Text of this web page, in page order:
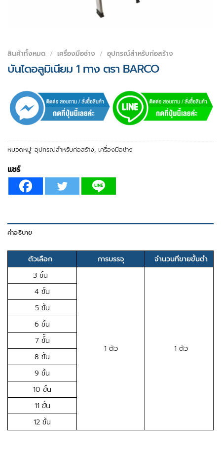
สินค้าทั้งหมด / เครื่องมือช่าง / อุปกรณ์สำหรับก่อสร้าง
บันไดอลูมิเนียม 1 ทาง ตรา BARCO
หมวดหมู่: อุปกรณ์สำหรับก่อสร้าง, เครื่องมือช่าง
แชร์
คำอธิบาย
ตัวเลือก การบรรจุ
จำนวนที่ขายขั้นต่ำ
3 ขั้น
1 ตัว 1 ตัว
4 ขั้น
5 ขั้น
6 ขั้น
7 ขั้้น
8 ขั้น
9 ขั้น
10 ขั้น
11 ขั้น
12 ขั้น